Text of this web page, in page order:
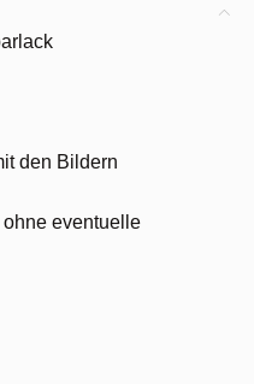
den Bildern
eventuelle